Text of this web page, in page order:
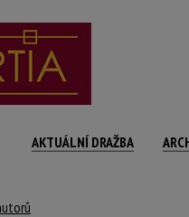
AKTUÁLNÍ DRAŽBA